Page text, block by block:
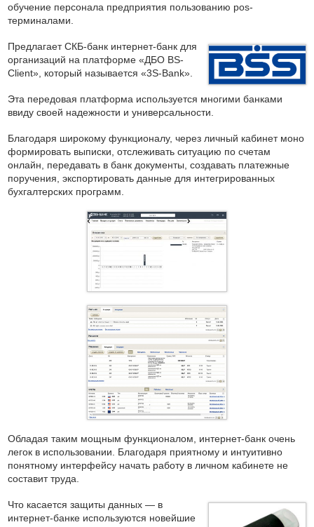
обучение персонала предприятия пользованию pos-
терминалами.
Предлагает СКБ-банк интернет-банк для
организаций на платформе «ДБО BS-
Client», который называется «3S-Bank».
Эта передовая платформа используется многими банками
ввиду своей надежности и универсальности.
Благодаря широкому функционалу, через личный кабинет моно
формировать выписки, отслеживать ситуацию по счетам
онлайн, передавать в банк документы, создавать платежные
поручения, экспортировать данные для интегрированных
бухгалтерских программ.
Обладая таким мощным функционалом, интернет-банк очень
легок в использовании. Благодаря приятному и интуитивно
понятному интерфейсу начать работу в личном кабинете не
составит труда.
Что касается защиты данных — в
интернет-банке используются новейшие